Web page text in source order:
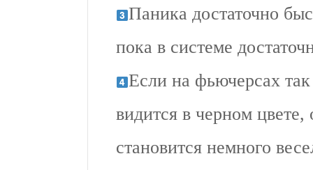
Паника достаточно
пока в системе
Если на фьючерсах
видится в черном
становится немного